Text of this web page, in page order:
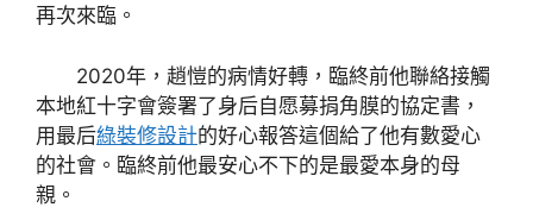
再次來臨。
2020年，趙愷的病情好轉，臨終前他聯絡接觸
本地紅十字會簽署了身后自愿募捐角膜的協定書，
用最后綠裝修設計的好心報答這個給了他有數愛心
的社會。臨終前他最安心不下的是最愛本身的母
親。